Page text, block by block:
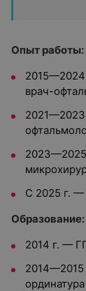
Опыт работы:
врач-
2021—2023
2023—2025
С 2025 г.
Образование:
2014 г. —
2014—2015
ординатура